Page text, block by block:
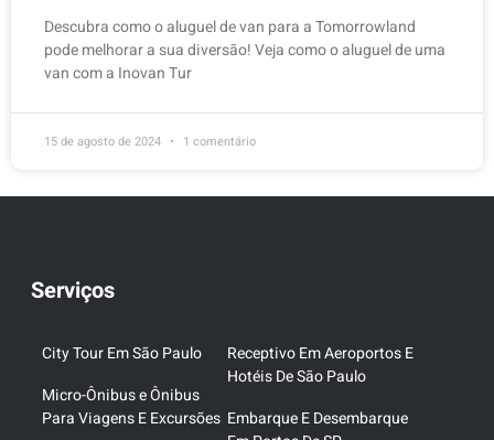
Descubra como o aluguel de van para a Tomorrowland
pode melhorar a sua diversão! Veja como o aluguel de uma
van com a Inovan Tur
15 de agosto de 2024 1 comentário
Serviços
City Tour Em São Paulo
Micro-Ônibus e Ônibus
Para Viagens E Excursões
Receptivo Em Aeroportos E
Hotéis De São Paulo
Embarque E Desembarque